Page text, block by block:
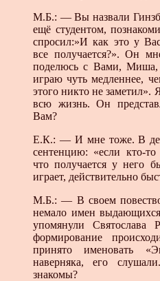
М.Б.: — Вы назвали
ещё студентом,
спросил:»И как это у
все получается?». Он
поделюсь с Вами, Миша,
играю чуть медленнее,
этого никто не заметил».
всю жизнь. Он
Вам?
Е.К.: — И мне тоже. В
сентенцию: «если кто-то
что получается у него
играет, действительно
М.Б.: — В своем
немало имен
упомянули
формирование
принято именовать
наверняка, его
знакомы?